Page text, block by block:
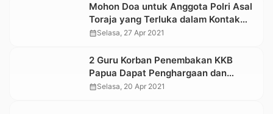
Mohon Doa untuk Anggota Polri Asal
Toraja yang Terluka dalam Kontak
Tembak dengan KKB Papua
calendar_monthSelasa, 27 Apr 2021
2 Guru Korban Penembakan KKB
Papua Dapat Penghargaan dan
Satunan dari Menteri Sosial
calendar_monthSelasa, 20 Apr 2021